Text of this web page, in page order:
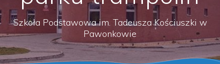
Szkoła Podstawowa im. Tadeusza Kościuszki w
Pawonkowie